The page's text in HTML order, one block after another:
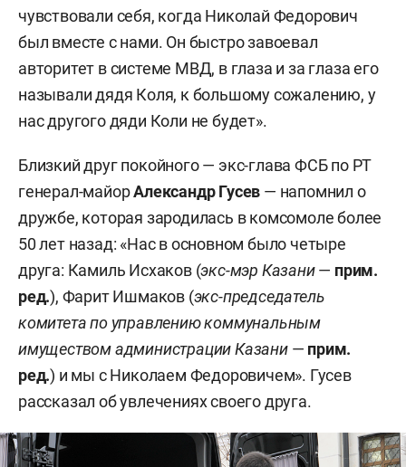
чувствовали себя, когда Николай Федорович
был вместе с нами. Он быстро завоевал
авторитет в системе МВД, в глаза и за глаза его
называли дядя Коля, к большому сожалению, у
нас другого дяди Коли не будет».
Близкий друг покойного — экс-глава ФСБ по РТ
генерал-майорАлександр Гусев — напомнил о
дружбе, которая зародилась в комсомоле более
50 лет назад: «Нас в основном было четыре
друга: Камиль Исхаков (экс-мэр Казани— прим.
ред.), Фарит Ишмаков (экс-председатель
комитета по управлению коммунальным
имуществом администрации Казани— прим.
ред.) и мы с Николаем Федоровичем». Гусев
рассказал об увлечениях своего друга.